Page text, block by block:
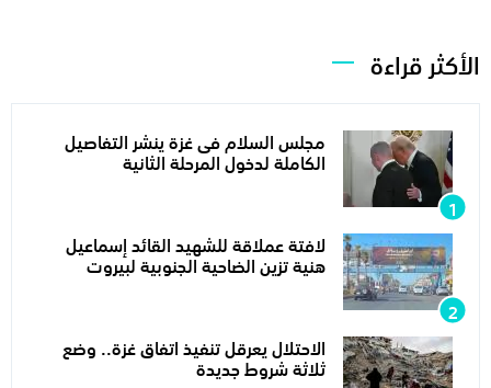
الأكثر قراءة
مجلس السلام فى غزة ينشر التفاصيل
الكاملة لدخول المرحلة الثانية
لافتة عملاقة للشهيد القائد إسماعيل
هنية تزين الضاحية الجنوبية لبيروت
الاحتلال يعرقل تنفيذ اتفاق غزة.. وضع
ثلاثة شروط جديدة